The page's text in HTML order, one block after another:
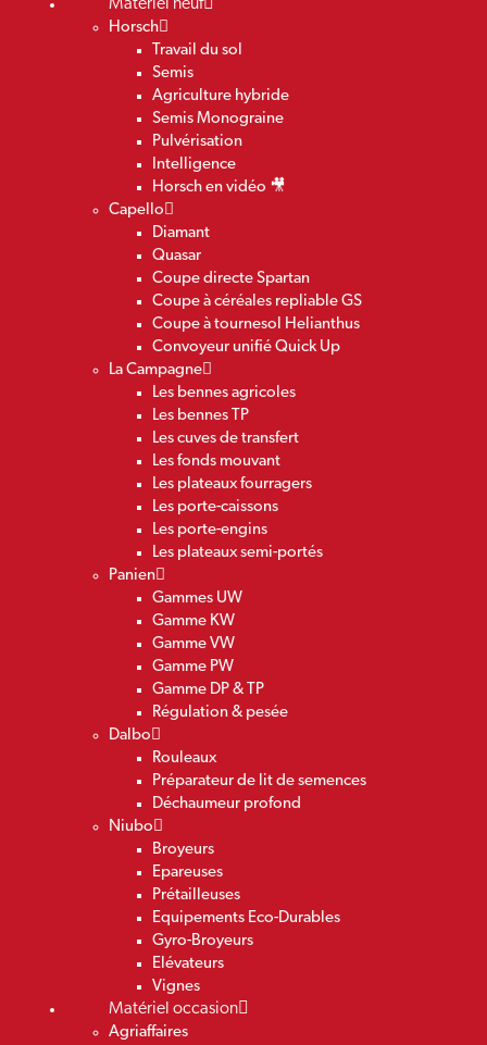
Matériel neuf
Horsch
Travail du sol
Semis
Agriculture hybride
Semis Monograine
Pulvérisation
Intelligence
Horsch en vidéo 🎥
Capello
Diamant
Quasar
Coupe directe Spartan
Coupe à céréales repliable GS
Coupe à tournesol Helianthus
Convoyeur unifié Quick Up
La Campagne
Les bennes agricoles
Les bennes TP
Les cuves de transfert
Les fonds mouvant
Les plateaux fourragers
Les porte-caissons
Les porte-engins
Les plateaux semi-portés
Panien
Gammes UW
Gamme KW
Gamme VW
Gamme PW
Gamme DP & TP
Régulation & pesée
Dalbo
Rouleaux
Préparateur de lit de semences
Déchaumeur profond
Niubo
Broyeurs
Epareuses
Prétailleuses
Equipements Eco-Durables
Gyro-Broyeurs
Elévateurs
Vignes
Matériel occasion
Agriaffaires